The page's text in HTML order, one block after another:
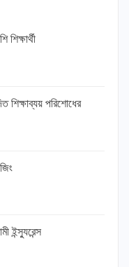
শিক্ষার্থী
শিক্ষাব্যয় পরিশোধের
ইন্স্যুরেন্স